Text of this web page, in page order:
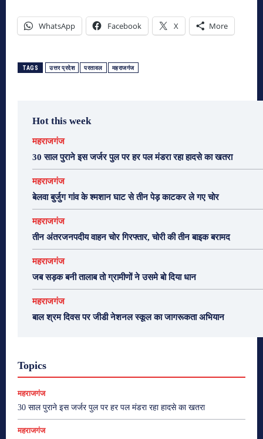
WhatsApp Facebook X More
TAGS उत्तर प्रदेश परतावल महराजगंज
Hot this week
महराजगंज
30 साल पुराने इस जर्जर पुल पर हर पल मंडरा रहा हादसे का खतरा
महराजगंज
बेलवा बुर्जुग गांव के श्मशान घाट से तीन पेड़ काटकर ले गए चोर
महराजगंज
तीन अंतरजनपदीय वाहन चोर गिरफ्तार, चोरी की तीन बाइक बरामद
महराजगंज
जब सड़क बनी तालाब तो ग्रामीणों ने उसमे बो दिया धान
महराजगंज
बाल श्रम दिवस पर जीडी नेशनल स्कूल का जागरूकता अभियान
Topics
महराजगंज
30 साल पुराने इस जर्जर पुल पर हर पल मंडरा रहा हादसे का खतरा
महराजगंज